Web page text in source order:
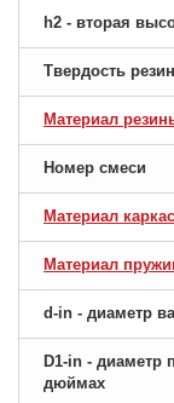
h2 - вторая
Твердость
Материал
Номер смеси
Материал
Материал
d-in - диаметр
D1-in - диаметр
дюймах